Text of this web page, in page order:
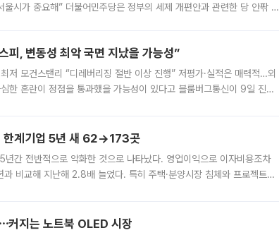
시가 중요해” 더불어민주당은 정부의 세제 개편안과 관련한 당 안팎 의
피, 변동성 최악 국면 지났을 가능성”
모건스탠리 “디레버리징 절반 이상 진행” 저평가·실적은 매력적…외
한 혼란이 정점을 통과했을 가능성이 있다고 블룸버그통신이 9일 진단
한계기업 5년 새 62→173곳
간 전반적으로 악화한 것으로 나타났다. 영업이익으로 이자비용조차
비교해 지난해 2.8배 늘었다. 특히 주택·분양시장 침체와 프로젝트파
커지는 노트북 OLED 시장